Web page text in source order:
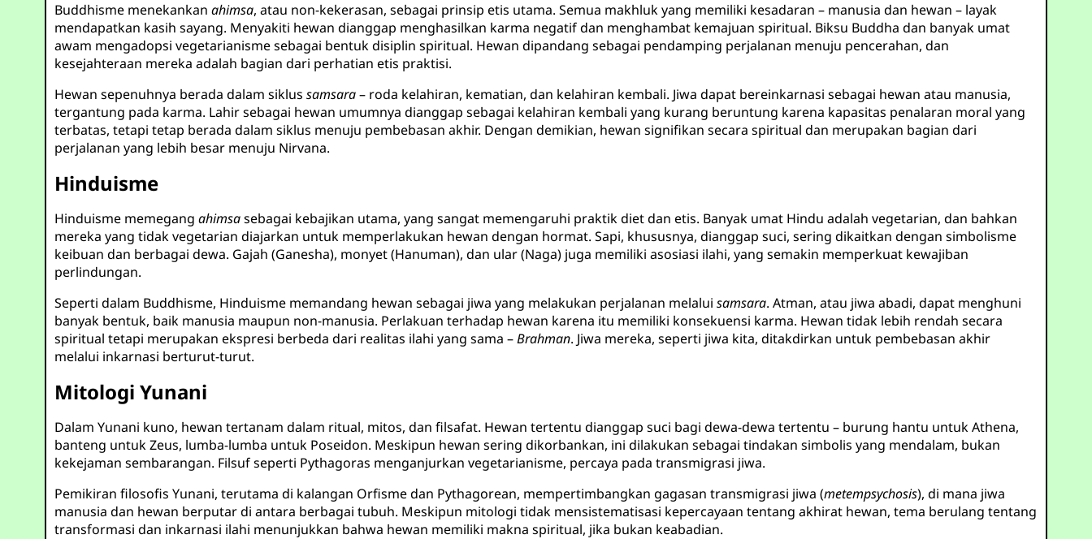
Buddhisme menekankanahimsa, atau non-kekerasan, sebagai prinsip etis utama. Semua makhluk yang memiliki kesadaran – manusia dan hewan – layak
mendapatkan kasih sayang. Menyakiti hewan dianggap menghasilkan karma negatif dan menghambat kemajuan spiritual. Biksu Buddha dan banyak umat
awam mengadopsi vegetarianisme sebagai bentuk disiplin spiritual. Hewan dipandang sebagai pendamping perjalanan menuju pencerahan, dan
kesejahteraan mereka adalah bagian dari perhatian etis praktisi.
Hewan sepenuhnya berada dalam siklussamsara– roda kelahiran, kematian, dan kelahiran kembali. Jiwa dapat bereinkarnasi sebagai hewan atau manusia,
tergantung pada karma. Lahir sebagai hewan umumnya dianggap sebagai kelahiran kembali yang kurang beruntung karena kapasitas penalaran moral yang
terbatas, tetapi tetap berada dalam siklus menuju pembebasan akhir. Dengan demikian, hewan signifikan secara spiritual dan merupakan bagian dari
perjalanan yang lebih besar menuju Nirvana.
Hinduisme
Hinduisme memegangahimsasebagai kebajikan utama, yang sangat memengaruhi praktik diet dan etis. Banyak umat Hindu adalah vegetarian, dan bahkan
mereka yang tidak vegetarian diajarkan untuk memperlakukan hewan dengan hormat. Sapi, khususnya, dianggap suci, sering dikaitkan dengan simbolisme
keibuan dan berbagai dewa. Gajah (Ganesha), monyet (Hanuman), dan ular (Naga) juga memiliki asosiasi ilahi, yang semakin memperkuat kewajiban
perlindungan.
Seperti dalam Buddhisme, Hinduisme memandang hewan sebagai jiwa yang melakukan perjalanan melaluisamsara. Atman, atau jiwa abadi, dapat menghuni
banyak bentuk, baik manusia maupun non-manusia. Perlakuan terhadap hewan karena itu memiliki konsekuensi karma. Hewan tidak lebih rendah secara
spiritual tetapi merupakan ekspresi berbeda dari realitas ilahi yang sama –Brahman. Jiwa mereka, seperti jiwa kita, ditakdirkan untuk pembebasan akhir
melalui inkarnasi berturut-turut.
Mitologi Yunani
Dalam Yunani kuno, hewan tertanam dalam ritual, mitos, dan filsafat. Hewan tertentu dianggap suci bagi dewa-dewa tertentu – burung hantu untuk Athena,
banteng untuk Zeus, lumba-lumba untuk Poseidon. Meskipun hewan sering dikorbankan, ini dilakukan sebagai tindakan simbolis yang mendalam, bukan
kekejaman sembarangan. Filsuf seperti Pythagoras menganjurkan vegetarianisme, percaya pada transmigrasi jiwa.
Pemikiran filosofis Yunani, terutama di kalangan Orfisme dan Pythagorean, mempertimbangkan gagasan transmigrasi jiwa (metempsychosis), di mana jiwa
manusia dan hewan berputar di antara berbagai tubuh. Meskipun mitologi tidak mensistematisasi kepercayaan tentang akhirat hewan, tema berulang tentang
transformasi dan inkarnasi ilahi menunjukkan bahwa hewan memiliki makna spiritual, jika bukan keabadian.